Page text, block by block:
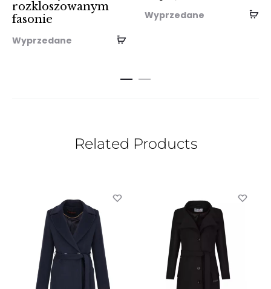
rozkloszowanym
fasonie
Wyprzedane
Wyprzedane
Related Products